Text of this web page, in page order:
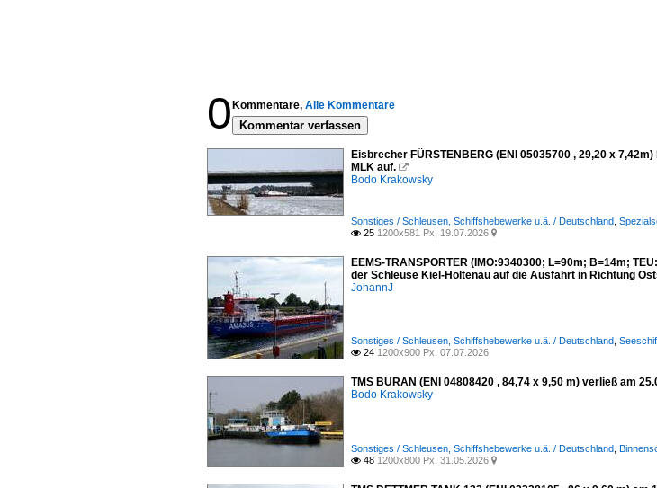
0 Kommentare, Alle Kommentare
Kommentar verfassen
Eisbrecher FÜRSTENBERG (ENI 05035700 , 29,20 x
MLK auf. 
Bodo Krakowsky
Sonstiges / Schleusen, Schiffshebewerke u.ä. / Deutschland
 25 1200x581 Px, 19.07.2026 
EEMS-TRANSPORTER (IMO:9340300; L=90m; B=14m;
der Schleuse Kiel-Holtenau auf die Ausfahrt in Richtung
JohannJ
Sonstiges / Schleusen, Schiffshebewerke u.ä. / Deutschland
 24 1200x900 Px, 07.07.2026
TMS BURAN (ENI 04808420 , 84,74 x 9,50 m) verließ am
Bodo Krakowsky
Sonstiges / Schleusen, Schiffshebewerke u.ä. / Deutschland
 48 1200x800 Px, 31.05.2026 